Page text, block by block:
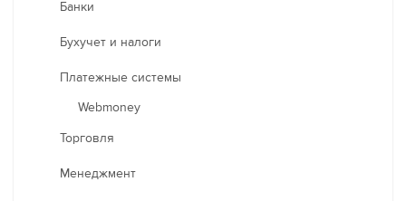
Банки
Бухучет и налоги
Платежные системы
Webmoney
Торговля
Менеджмент